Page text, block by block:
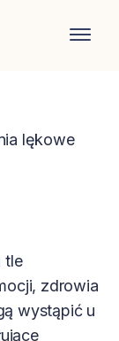
lękowe
tle
zdrowia
wystąpić u